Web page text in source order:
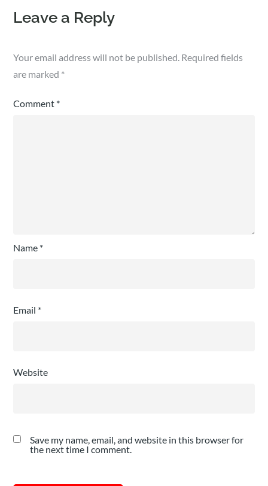
Leave a Reply
Your email address will not be published. Required fields
are marked *
Comment *
Name *
Email *
Website
Save my name, email, and website in this browser for
the next time I comment.